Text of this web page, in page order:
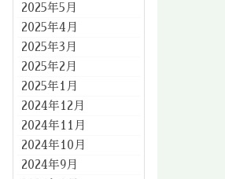
2025年5月
2025年4月
2025年3月
2025年2月
2025年1月
2024年12月
2024年11月
2024年10月
2024年9月